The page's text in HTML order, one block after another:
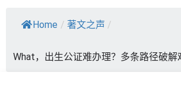
Home / 著文之声 /
What，出生公证难办理？多条路径破解